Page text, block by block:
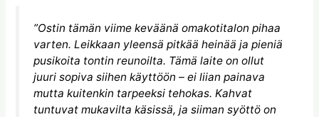
”Ostin tämän viime keväänä omakotitalon pihaa
varten. Leikkaan yleensä pitkää heinää ja pieniä
pusikoita tontin reunoilta. Tämä laite on ollut
juuri sopiva siihen käyttöön – ei liian painava
mutta kuitenkin tarpeeksi tehokas. Kahvat
tuntuvat mukavilta käsissä, ja siiman syöttö on